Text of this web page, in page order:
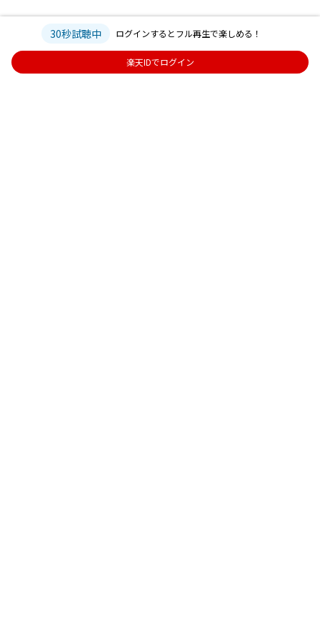
30秒試聴中 ログインするとフル再生で楽しめる！
楽天IDでログイン